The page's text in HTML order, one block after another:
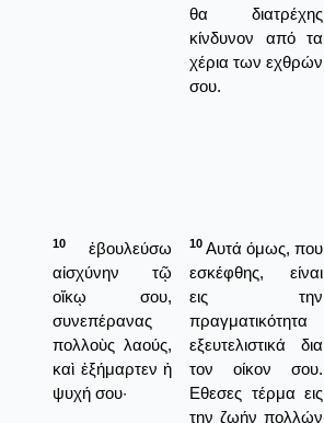
θα διατρέχης
κίνδυνον από τα
χέρια των εχθρών
σου.
10
ἐβουλεύσω
αἰσχύνην τῷ
οἴκῳ σου,
συνεπέρανας
πολλοὺς λαούς,
καὶ ἐξήμαρτεν ἡ
ψυχή σου·
10 Αυτά όμως, που
εσκέφθης, είναι
εις την
πραγματικότητα
εξευτελιστικά δια
τον οίκον σου.
Εθεσες τέρμα εις
την ζωήν πολλών